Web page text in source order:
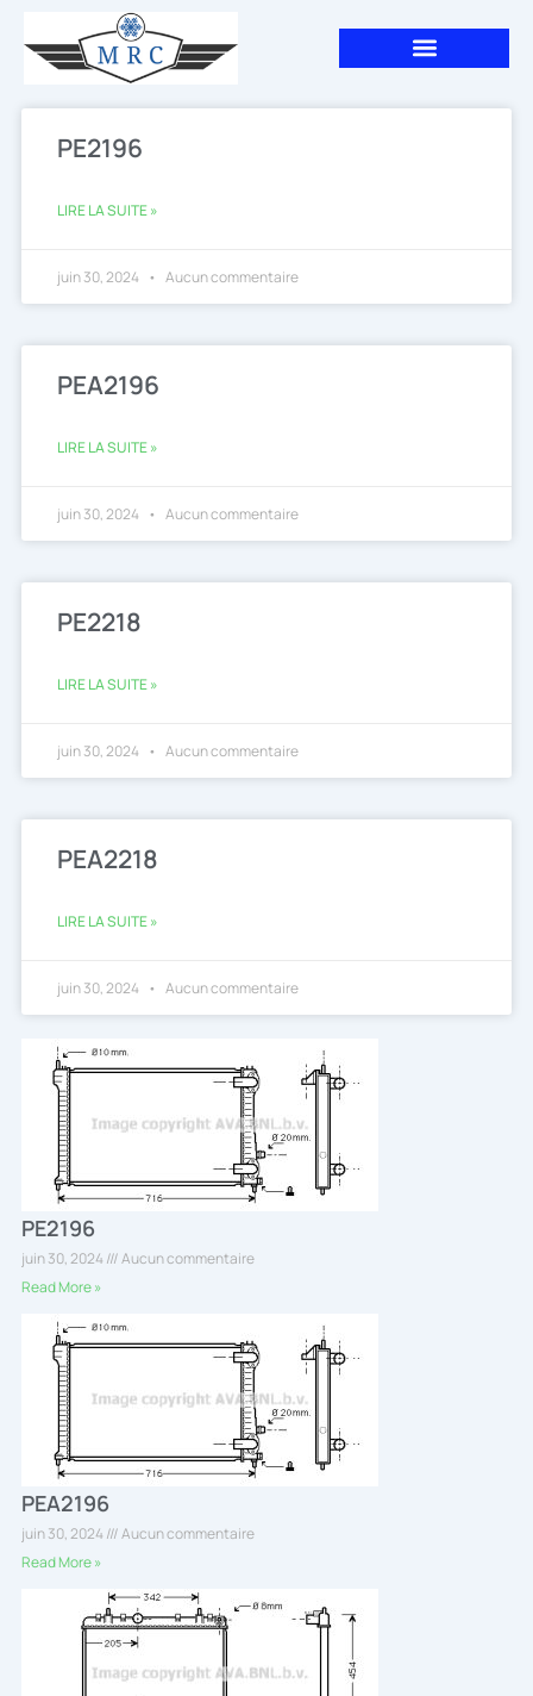
contenu
PE2196
LIRE LA SUITE »
juin 30, 2024 Aucun commentaire
PEA2196
LIRE LA SUITE »
juin 30, 2024 Aucun commentaire
PE2218
LIRE LA SUITE »
juin 30, 2024 Aucun commentaire
PEA2218
LIRE LA SUITE »
juin 30, 2024 Aucun commentaire
PE2196
juin 30, 2024
Aucun commentaire
Read More »
PEA2196
juin 30, 2024
Aucun commentaire
Read More »